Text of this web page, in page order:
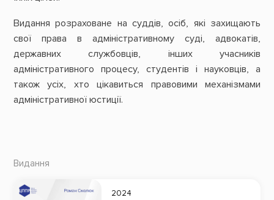
Видання розраховане на суддів, осіб, які захищають
свої права в адміністративному суді, адвокатів,
державних службовців, інших учасників
адміністративного процесу, студентів і науковців, а
також усіх, хто цікавиться правовими механізмами
адміністративної юстиції.
Видання
2024